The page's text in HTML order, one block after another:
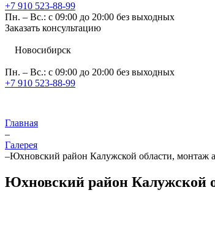
+7 910 523-88-99
Пн. – Вс.: с 09:00 до 20:00 без выходных
Заказать консультацию
Новосибирск
Пн. – Вс.: с 09:00 до 20:00 без выходных
+7 910 523-88-99
Главная
–
Галерея
–Юхновский район Калужской области, монтаж
Юхновский район Калужской